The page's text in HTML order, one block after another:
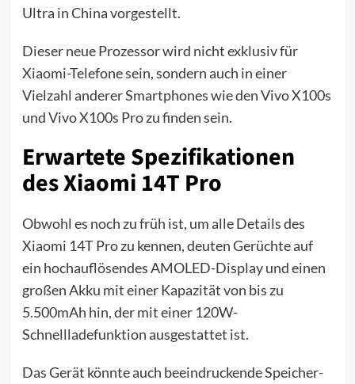
Ultra in China vorgestellt.
Dieser neue Prozessor wird nicht exklusiv für
Xiaomi-Telefone sein, sondern auch in einer
Vielzahl anderer Smartphones wie den Vivo X100s
und Vivo X100s Pro zu finden sein.
Erwartete Spezifikationen
des Xiaomi 14T Pro
Obwohl es noch zu früh ist, um alle Details des
Xiaomi 14T Pro zu kennen, deuten Gerüchte auf
ein hochauflösendes AMOLED-Display und einen
großen Akku mit einer Kapazität von bis zu
5.500mAh hin, der mit einer 120W-
Schnellladefunktion ausgestattet ist.
Das Gerät könnte auch beeindruckende Speicher-